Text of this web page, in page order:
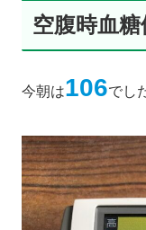
空腹時血糖
今朝は106でし